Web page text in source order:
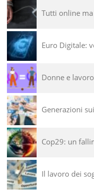
Tutti online
Euro Digitale:
Donne e lavoro
Generazioni
Cop29: un
Il lavoro dei